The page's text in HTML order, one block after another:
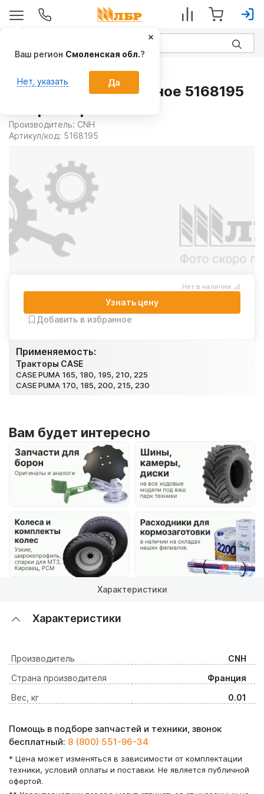
Кольцо уплотнительное 5168195
Производитель: CNH
Артикул/код: 5168195
Применяемость:
Тракторы CASE
CASE PUMA 165, 180, 195, 210, 225
CASE PUMA 170, 185, 200, 215, 230
Нет в наличии
Узнать цену
Добавить в избранное
Вам будет интересно
Характеристики
Характеристики
Производитель
CNH
Страна производителя
Франция
Вес, кг
0.01
Помощь в подборе запчастей и техники, звонок
бесплатный: 8 (800) 551-96-34
* Цена может изменяться в зависимости от комплектации
техники, условий оплаты и поставки. Не является публичной
офертой.
Ваш регион Смоленская обл.?
Нет, указать Да